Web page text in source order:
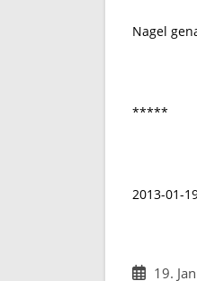
Nagel
*****
2013-01-
Beitrag
19.